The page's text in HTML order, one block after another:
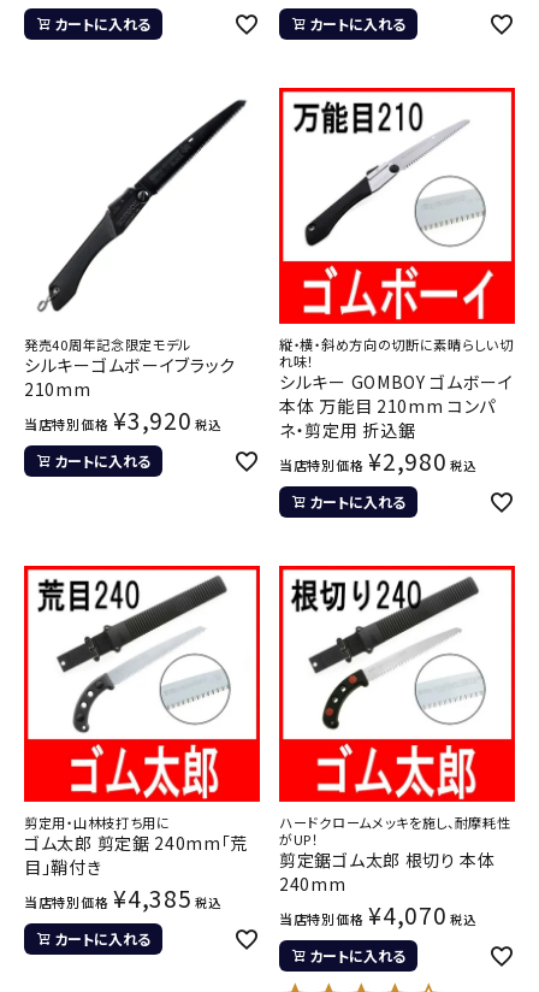
カートに入れる カートに入れる
発売40周年記念限定モデル
シルキーゴムボーイブラック
210mm
当店特別価格 ¥3,920 税込
カートに入れる
縦・横・斜め方向の切断に素晴らしい切
れ味！
シルキー GOMBOY ゴムボーイ
本体 万能目 210mm コンパ
ネ・剪定用 折込鋸
当店特別価格 ¥2,980 税込
カートに入れる
剪定用・山林枝打ち用に
ゴム太郎 剪定鋸 240mm「荒
目」鞘付き
当店特別価格 ¥4,385 税込
カートに入れる
ハードクロームメッキを施し、耐摩耗性
がUP！
剪定鋸ゴム太郎 根切り 本体
240mm
当店特別価格 ¥4,070 税込
カートに入れる